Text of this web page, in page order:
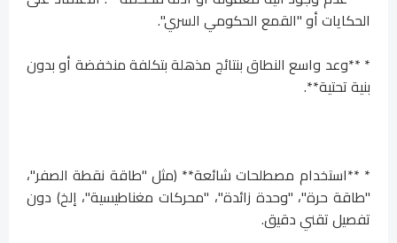
الحكايات أو "القمع الحكومي السري".
* **وعد واسع النطاق بنتائج مذهلة بتكلفة منخفضة أو بدون
بنية تحتية**.
* **استخدام مصطلحات شائعة** (مثل "طاقة نقطة الصفر"،
"طاقة حرة"، "وحدة زائدة"، "محركات مغناطيسية"، إلخ) دون
تفصيل تقني دقيق.